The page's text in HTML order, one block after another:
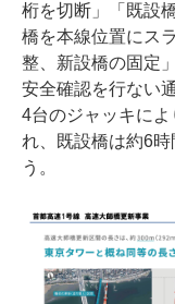
桁を切断」「既設
橋を本線位置にス
整、新設橋の固定
安全確認を行ない
4台のジャッキに
れ、既設橋は約6
う。